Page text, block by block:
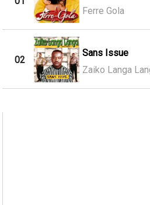
Ferre Gola
02
Sans Issue
Zaiko Langa